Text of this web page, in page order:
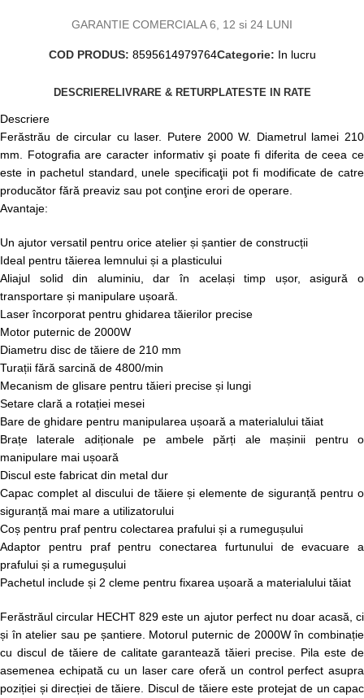
GARANTIE COMERCIALA 6, 12 si 24 LUNI
COD PRODUS: 8595614979764Categorie: In lucru
DESCRIERELIVRARE & RETURPLATESTE IN RATE
Descriere
Ferăstrău de circular cu laser. Putere 2000 W. Diametrul lamei 210
mm. Fotografia are caracter informativ şi poate fi diferita de ceea ce
este in pachetul standard, unele specificaţii pot fi modificate de catre
producător fără preaviz sau pot conţine erori de operare.
Avantaje:
Un ajutor versatil pentru orice atelier și șantier de construcții
Ideal pentru tăierea lemnului și a plasticului
Aliajul solid din aluminiu, dar în același timp ușor, asigură o
transportare și manipulare ușoară.
Laser încorporat pentru ghidarea tăierilor precise
Motor puternic de 2000W
Diametru disc de tăiere de 210 mm
Turații fără sarcină de 4800/min
Mecanism de glisare pentru tăieri precise și lungi
Setare clară a rotației mesei
Bare de ghidare pentru manipularea ușoară a materialului tăiat
Brațe laterale adiționale pe ambele părți ale mașinii pentru o
manipulare mai ușoară
Discul este fabricat din metal dur
Capac complet al discului de tăiere și elemente de siguranță pentru o
siguranță mai mare a utilizatorului
Coș pentru praf pentru colectarea prafului și a rumegușului
Adaptor pentru praf pentru conectarea furtunului de evacuare a
prafului și a rumegușului
Pachetul include și 2 cleme pentru fixarea ușoară a materialului tăiat
Ferăstrăul circular HECHT 829 este un ajutor perfect nu doar acasă, ci
și în atelier sau pe șantiere. Motorul puternic de 2000W în combinație
cu discul de tăiere de calitate garantează tăieri precise. Pila este de
asemenea echipată cu un laser care oferă un control perfect asupra
poziției și direcției de tăiere. Discul de tăiere este protejat de un capac